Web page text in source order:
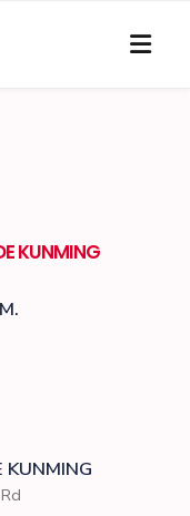
KUNMING
KUNMING